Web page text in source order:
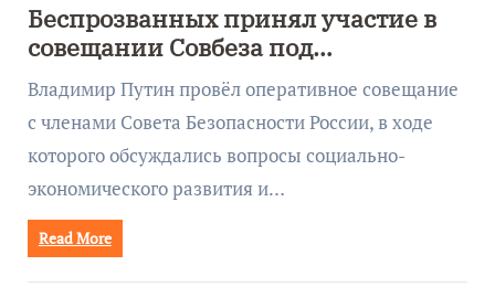
Беспрозванных принял участие в
совещании Совбеза под
руководством Путина
Владимир Путин провёл оперативное совещание
с членами Совета Безопасности России, в ходе
которого обсуждались вопросы социально-
экономического развития и…
Read More